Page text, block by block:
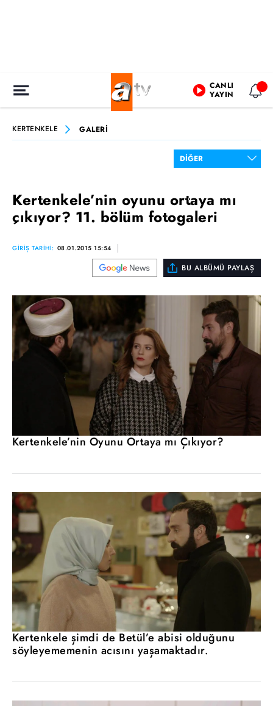
CANLI
YAYIN
KERTENKELE GALERİ
Kertenkele’nin oyunu ortaya mı
çıkıyor? 11. bölüm fotogaleri
GİRİŞ TARİHİ: 08.01.2015 15:54
BU ALBÜMÜ PAYLAŞ
Kertenkele’nin Oyunu Ortaya mı Çıkıyor?
Kertenkele şimdi de Betül’e abisi olduğunu
söyleyememenin acısını yaşamaktadır.